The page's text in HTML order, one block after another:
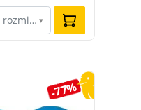
▾
-77%